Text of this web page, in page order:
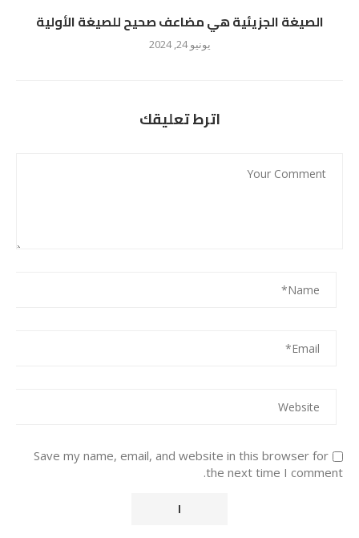
الصيغة الجزيئية هي مضاعف صحيح للصيغة الأولية
يونيو 24, 2024
اترط تعليقك
Save my name, email, and website in this browser for
the next time I comment.